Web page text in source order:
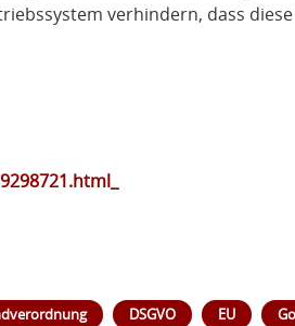
verhindern, dass
DSGVO EU